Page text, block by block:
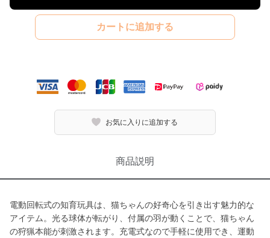
カートに追加する
お気に入りに追加する
商品説明
電動回転式の知育玩具は、猫ちゃんの好奇心を引き出す魅力的な
アイテム。光る球体が転がり、付属の羽が動くことで、猫ちゃん
の狩猟本能が刺激されます。充電式なので手軽に使用でき、運動